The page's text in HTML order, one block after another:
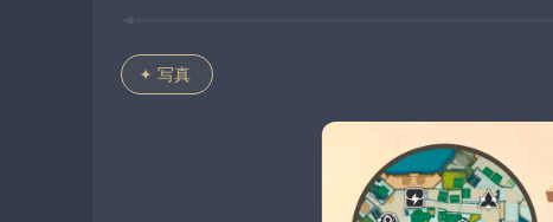
写真